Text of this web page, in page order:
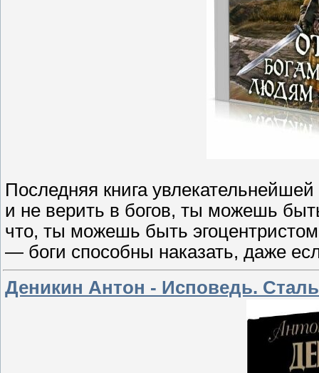
Последняя книга
и не верить в богов, ты можешь
что, ты можешь быть
— боги способны наказать, даже
Деникин Антон - Исповедь.